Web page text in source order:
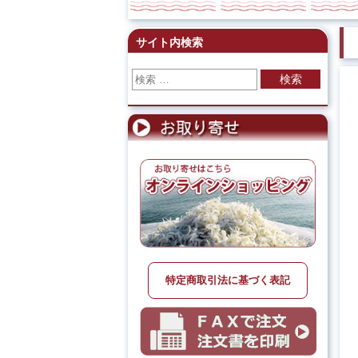
サイト内検索
検索
特定商取引法に基づく表記